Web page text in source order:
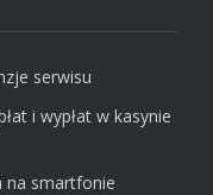
serwisu
i wypłat w kasynie
na smartfonie